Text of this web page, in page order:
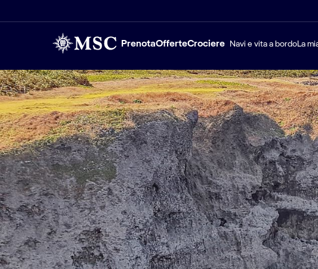
PrenotaOfferteCrociere Navi e vita a bordoLa